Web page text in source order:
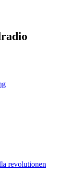
revolutionen